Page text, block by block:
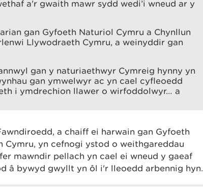
a'r gwaith mawr sydd wedi’i wneud ar y
gan Gyfoeth Naturiol Cymru a Chynllun
Llywodraeth Cymru, a weinyddir gan
gan y naturiaethwyr Cymreig hynny yn
gan ymwelwyr ac yn cael cyfleoedd
i ymdrechion llawer o wirfoddolwyr… a
a chaiff ei harwain gan Gyfoeth
Cymru, yn cefnogi ystod o weithgareddau
mawndir pellach yn cael ei wneud y gaeaf
â bywyd gwyllt yn ôl i'r lleoedd arbennig hyn.